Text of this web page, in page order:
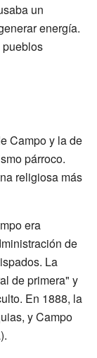
un
energía.
pueblos
Campo y la de
párroco.
religiosa más
era
de
La
de primera" y
En 1888, la
y Campo